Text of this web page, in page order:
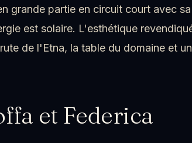
grande partie en circuit court avec
est solaire. L'esthétique
de l'Etna, la table du domaine et
et Federica